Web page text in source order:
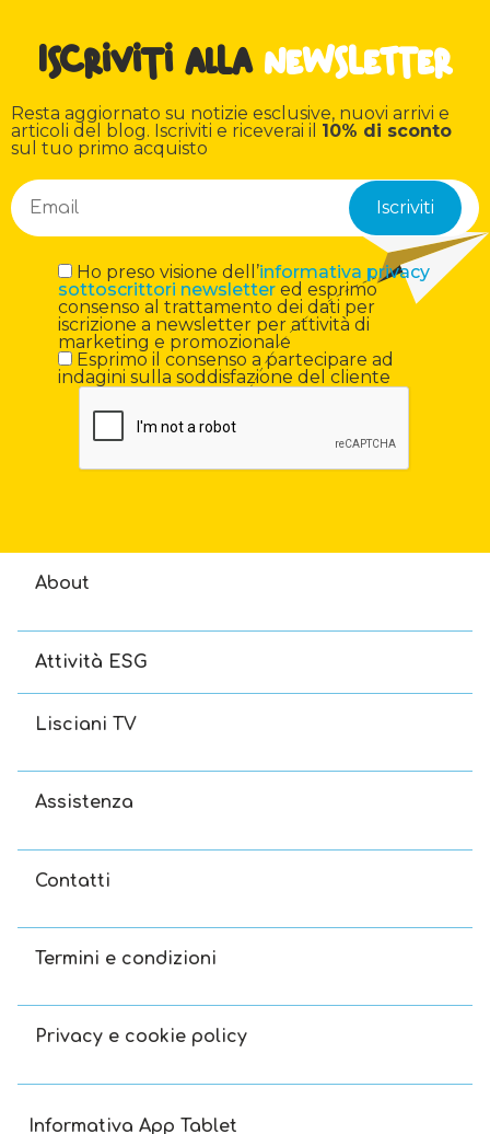
Iscriviti alla newsletter
Resta aggiornato su notizie esclusive, nuovi arrivi e
articoli del blog. Iscriviti e riceverai il 10% di sconto
sul tuo primo acquisto
Ho preso visione dell’informativa privacy
sottoscrittori newslettered esprimo
consenso al trattamento dei dati per
iscrizione a newsletter per attività di
marketing e promozionale
Esprimo il consenso a partecipare ad
indagini sulla soddisfazione del cliente
About
Attività ESG
Lisciani TV
Assistenza
Contatti
Termini e condizioni
Privacy e cookie policy
Informativa App Tablet